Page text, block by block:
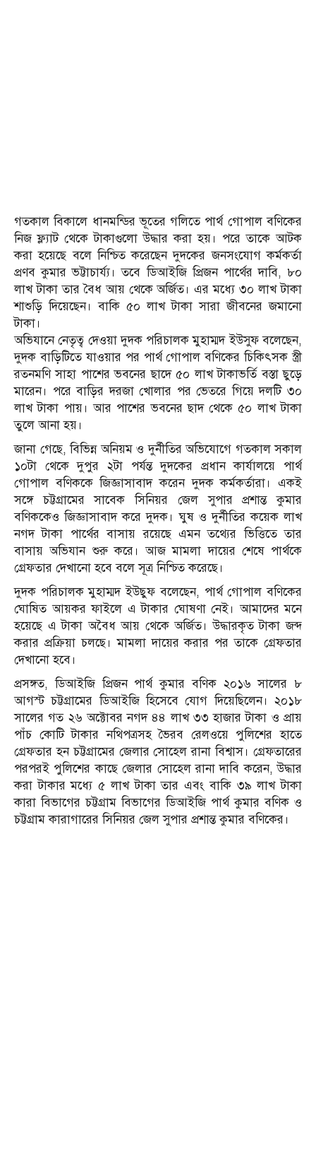
গতকাল বিকালে ধানমন্ডির ভূতের গলিতে পার্থ গোপাল বণিকের
নিজ ফ্ল্যাট থেকে টাকাগুলো উদ্ধার করা হয়। পরে তাকে আটক
করা হয়েছে বলে নিশ্চিত করেছেন দুদকের জনসংযোগ কর্মকর্তা
প্রণব কুমার ভট্টাচার্য্য। তবে ডিআইজি প্রিজন পার্থের দাবি, ৮০
লাখ টাকা তার বৈধ আয় থেকে অর্জিত। এর মধ্যে ৩০ লাখ টাকা
শাশুড়ি দিয়েছেন। বাকি ৫০ লাখ টাকা সারা জীবনের জমানো
টাকা।
অভিযানে নেতৃত্ব দেওয়া দুদক পরিচালক মুহাম্মদ ইউসুফ বলেছেন,
দুদক বাড়িটিতে যাওয়ার পর পার্থ গোপাল বণিকের চিকিৎসক স্ত্রী
রতনমণি সাহা পাশের ভবনের ছাদে ৫০ লাখ টাকাভর্তি বস্তা ছুড়ে
মারেন। পরে বাড়ির দরজা খোলার পর ভেতরে গিয়ে দলটি ৩০
লাখ টাকা পায়। আর পাশের ভবনের ছাদ থেকে ৫০ লাখ টাকা
তুলে আনা হয়।
জানা গেছে, বিভিন্ন অনিয়ম ও দুর্নীতির অভিযোগে গতকাল সকাল
১০টা থেকে দুপুর ২টা পর্যন্ত দুদকের প্রধান কার্যালয়ে পার্থ
গোপাল বণিককে জিজ্ঞাসাবাদ করেন দুদক কর্মকর্তারা। একই
সঙ্গে চট্টগ্রামের সাবেক সিনিয়র জেল সুপার প্রশান্ত কুমার
বণিককেও জিজ্ঞাসাবাদ করে দুদক। ঘুষ ও দুর্নীতির কয়েক লাখ
নগদ টাকা পার্থের বাসায় রয়েছে এমন তথ্যের ভিত্তিতে তার
বাসায় অভিযান শুরু করে। আজ মামলা দায়ের শেষে পার্থকে
গ্রেফতার দেখানো হবে বলে সূত্র নিশ্চিত করেছে।
দুদক পরিচালক মুহাম্মদ ইউছুফ বলেছেন, পার্থ গোপাল বণিকের
ঘোষিত আয়কর ফাইলে এ টাকার ঘোষণা নেই। আমাদের মনে
হয়েছে এ টাকা অবৈধ আয় থেকে অর্জিত। উদ্ধারকৃত টাকা জব্দ
করার প্রক্রিয়া চলছে। মামলা দায়ের করার পর তাকে গ্রেফতার
দেখানো হবে।
প্রসঙ্গত, ডিআইজি প্রিজন পার্থ কুমার বণিক ২০১৬ সালের ৮
আগস্ট চট্টগ্রামের ডিআইজি হিসেবে যোগ দিয়েছিলেন। ২০১৮
সালের গত ২৬ অক্টোবর নগদ ৪৪ লাখ ৩৩ হাজার টাকা ও প্রায়
পাঁচ কোটি টাকার নথিপত্রসহ ভৈরব রেলওয়ে পুলিশের হাতে
গ্রেফতার হন চট্টগ্রামের জেলার সোহেল রানা বিশ্বাস। গ্রেফতারের
পরপরই পুলিশের কাছে জেলার সোহেল রানা দাবি করেন, উদ্ধার
করা টাকার মধ্যে ৫ লাখ টাকা তার এবং বাকি ৩৯ লাখ টাকা
কারা বিভাগের চট্টগ্রাম বিভাগের ডিআইজি পার্থ কুমার বণিক ও
চট্টগ্রাম কারাগারের সিনিয়র জেল সুপার প্রশান্ত কুমার বণিকের।